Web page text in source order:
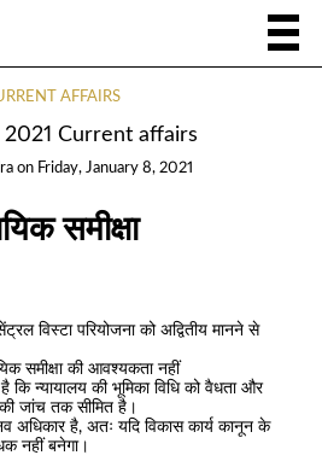
AFFAIRS
2021 Current affairs
on Friday, January 8, 2021
समीक्षा
विस्टा परियोजना को अद्वितीय मानने से
समीक्षा की आवश्यकता नहीं
कि न्यायालय की भूमिका विधि को वैधता और
की जांच तक सीमित है।
अधिकार है, अतः यदि विकास कार्य कानून के
नहीं बनेगा।